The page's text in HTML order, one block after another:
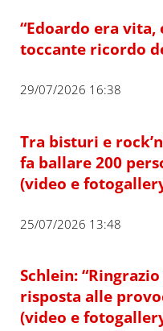
“Edoardo era vita,
toccante ricordo
29/07/2026 16:38
Tra bisturi e
fa ballare 200
(video e
25/07/2026 13:48
Schlein:
risposta alle
(video e